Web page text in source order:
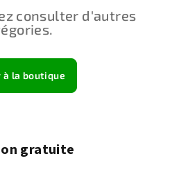
consulter d'autres
à la boutique
gratuite